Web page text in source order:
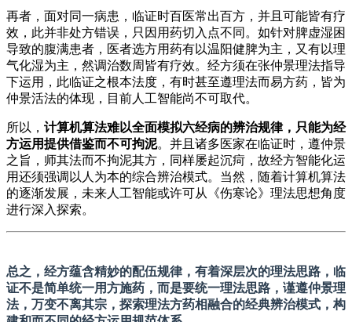
再者，面对同一病患，临证时百医常出百方，并且可能皆有疗
效，此并非处方错误，只因用药切入点不同。如针对脾虚湿困
导致的腹满患者，医者选方用药有以温阳健脾为主，又有以理
气化湿为主，然调治数周皆有疗效。经方须在张仲景理法指导
下运用，此临证之根本法度，有时甚至遵理法而易方药，皆为
仲景活法的体现，目前人工智能尚不可取代。
所以， 计算机算法难以全面模拟六经病的辨治规律，只能为经
方运用提供借鉴而不可拘泥。并且诸多医家在临证时，遵仲景
之旨，师其法而不拘泥其方，同样屡起沉疴，故经方智能化运
用还须强调以人为本的综合辨治模式。当然，随着计算机算法
的逐渐发展，未来人工智能或许可从《伤寒论》理法思想角度
进行深入探索。
总之，经方蕴含精妙的配伍规律，有着深层次的理法思路，临
证不是简单统一用方施药，而是要统一理法思路，谨遵仲景理
法，万变不离其宗，探索理法方药相融合的经典辨治模式，构